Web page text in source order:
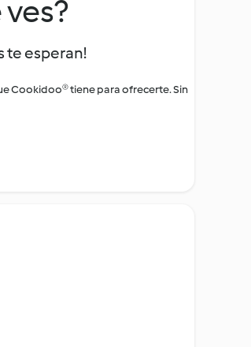
te esperan!
Cookidoo® tiene para ofrecerte. Sin